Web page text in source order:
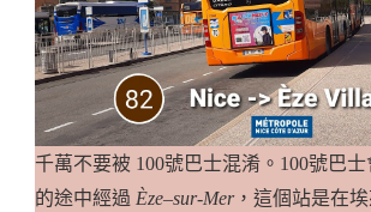
千萬不要被 100號巴士混淆。100號巴
的途中經過 Èze–sur-Mer，這個站是在